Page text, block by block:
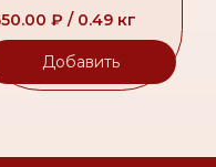
и воздушным
кремом.
десерт для
индивидуального
или
₽ / 0.49 кг
Добавить